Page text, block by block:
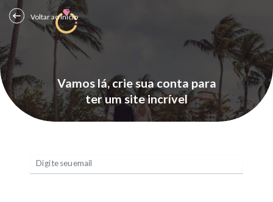
Vamos lá, crie sua conta para
ter um site incrível
Voltar ao Início
Digite seu email